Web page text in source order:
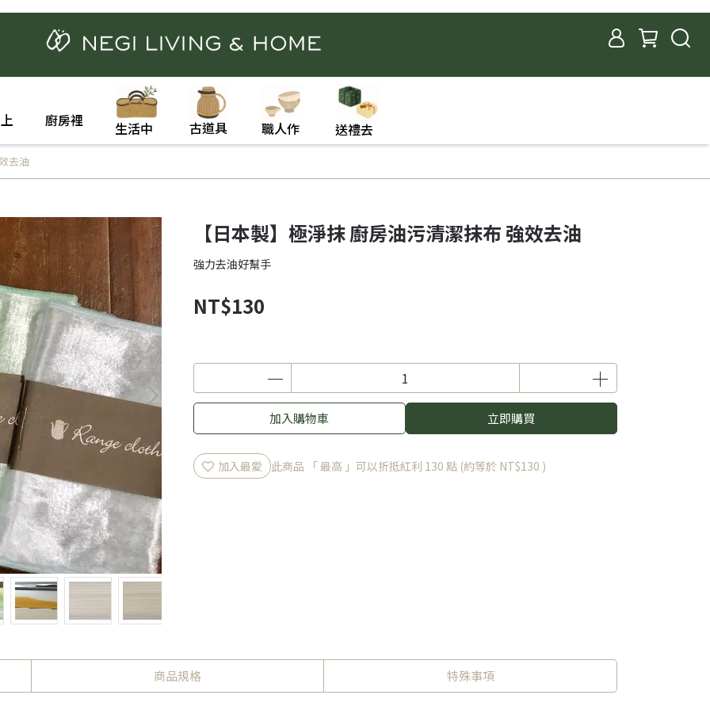
廚房裡 生活中 古道具 職人作 送禮去
去油
【日本製】極淨抹 廚房油污清潔抹布 強效去油
強力去油好幫手
NT$130
加入購物車 立即購買
加入最愛 此商品 「 最高 」可以折抵紅利 130 點 (約等於 NT$130 )
商品規格 特殊事項